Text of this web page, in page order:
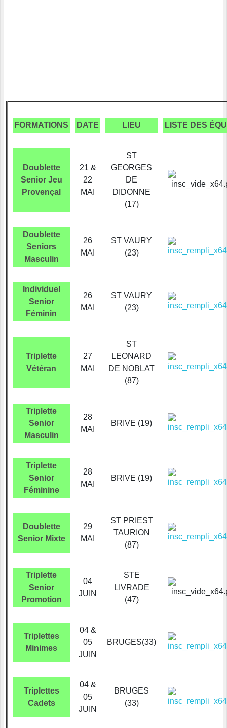
FORMATIONS DATE LIEU LISTE DES
Doublette
Senior Jeu
Provençal
21 &
22
MAI
ST
GEORGES
DE
DIDONNE
(17)
Doublette
Seniors
Masculin
26
MAI
ST VAURY
(23)
Individuel
Senior
Féminin
26
MAI
ST VAURY
(23)
Triplette
Vétéran
27
MAI
ST
LEONARD
DE NOBLAT
(87)
Triplette
Senior
Masculin
28
MAI
BRIVE (19)
Triplette
Senior
Féminine
28
MAI
BRIVE (19)
Doublette
Senior Mixte
29
MAI
ST PRIEST
TAURION
(87)
Triplette
Senior
Promotion
04
JUIN
STE
LIVRADE
(47)
Triplettes
Minimes
04 &
05
JUIN
BRUGES(33)
Triplettes
Cadets
04 &
05
JUIN
BRUGES
(33)